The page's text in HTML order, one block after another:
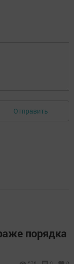
Отправить
порядка